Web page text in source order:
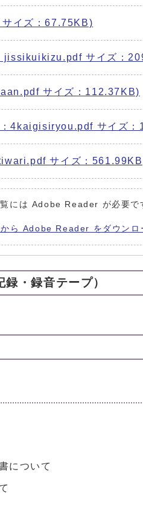
イズ：67.75KB)
jissikuikizu.pdf サイズ：
サイズ：112.37KB)
4kaigisiryou.pdf サイズ
サイズ：
には Adobe Reader が必要で
ら Adobe Reader をダウンロ
・録音テープ）
について